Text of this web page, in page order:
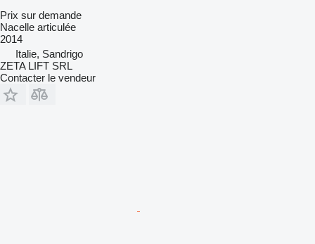
Prix sur demande
Nacelle articulée
2014
Italie, Sandrigo
ZETA LIFT SRL
Contacter le vendeur